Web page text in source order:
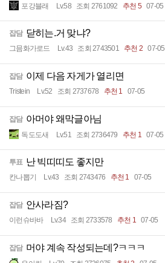
포강블래 Lv.58 조회 2761092 추천 5 07-05
잡담 닫히는.거 맞냐?
그믐화가로드 Lv.43 조회 2743501 추천 2 07-05
잡담 이제 다음 자게가 열리면
Tristein Lv.52 조회 2737678 추천 1 07-05
잡담 아머야 왜막글아님
독도도새 Lv.51 조회 2736479 추천 1 07-05
투표 난 빅띠띠도 좋지만
칸나뽑기 Lv.43 조회 2743476 추천 1 07-05
잡담 안사라짐?
이런슈바바 Lv.34 조회 2733578 추천 1 07-05
잡담 머야 계속 작성되는데?ㅋㅋㅋ